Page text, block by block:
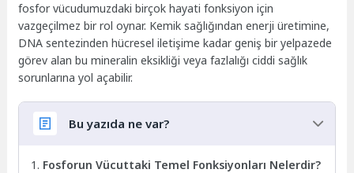
fosfor vücudumuzdaki birçok hayati fonksiyon için
vazgeçilmez bir rol oynar. Kemik sağlığından enerji üretimine,
DNA sentezinden hücresel iletişime kadar geniş bir yelpazede
görev alan bu mineralin eksikliği veya fazlalığı ciddi sağlık
sorunlarına yol açabilir.
Bu yazıda ne var?
Fosforun Vücuttaki Temel Fonksiyonları Nelerdir?